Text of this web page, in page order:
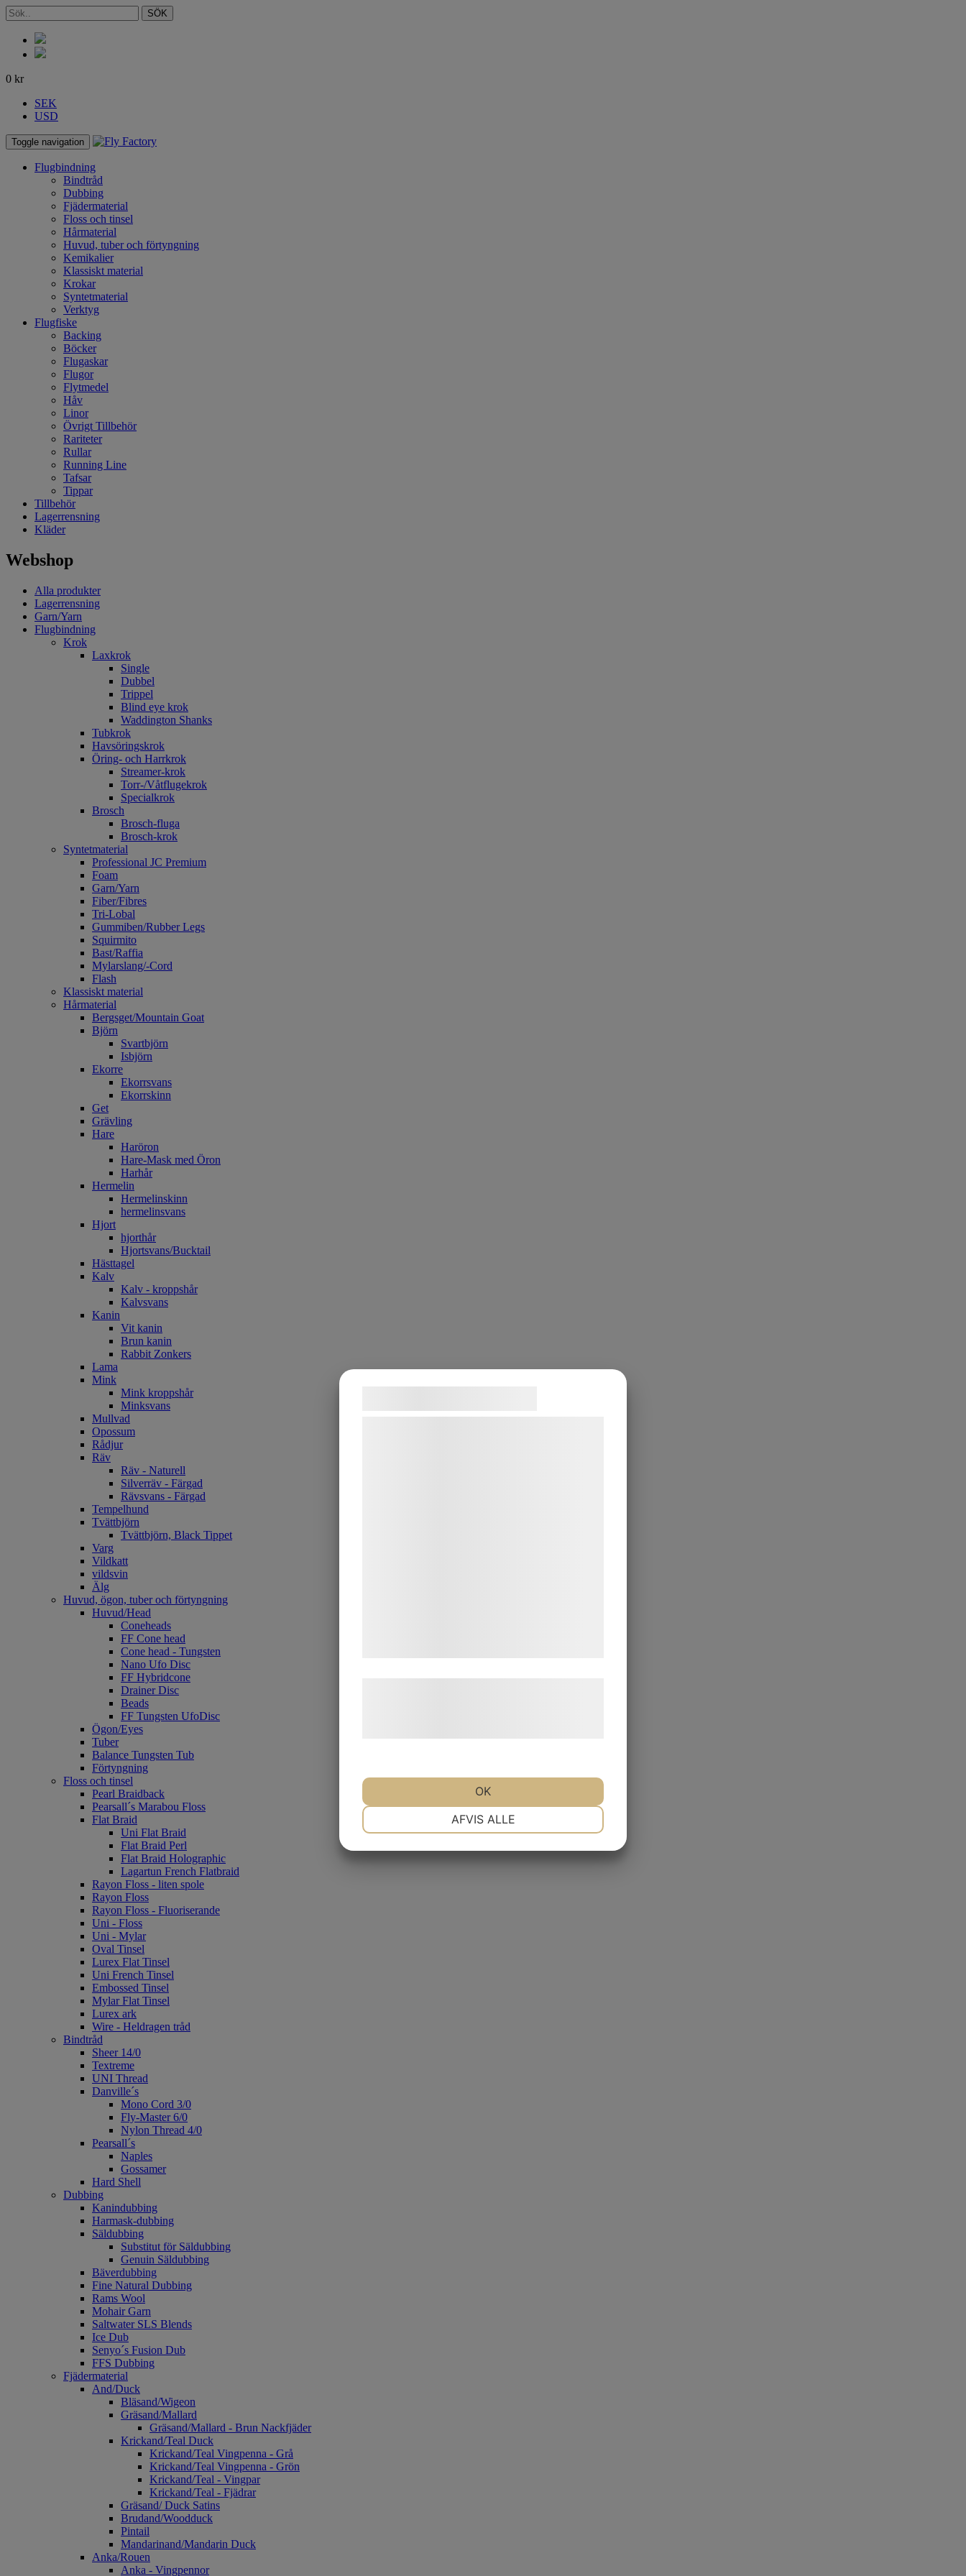
SÖK
0 kr
SEK
USD
Toggle navigation
Flugbindning
Bindtråd
Dubbing
Fjädermaterial
Floss och tinsel
Hårmaterial
Huvud, tuber och förtyngning
Kemikalier
Klassiskt material
Krokar
Syntetmaterial
Verktyg
Flugfiske
Backing
Böcker
Flugaskar
Flugor
Flytmedel
Håv
Linor
Övrigt Tillbehör
Rariteter
Rullar
Running Line
Tafsar
Tippar
Tillbehör
Lagerrensning
Kläder
Webshop
Alla produkter
Lagerrensning
Garn/Yarn
Flugbindning
Krok
Laxkrok
Single
Dubbel
Trippel
Blind eye krok
Waddington Shanks
Tubkrok
Havsöringskrok
Öring- och Harrkrok
Streamer-krok
Torr-/Våtflugekrok
Specialkrok
Brosch
Brosch-fluga
Brosch-krok
Syntetmaterial
Professional JC Premium
Foam
Garn/Yarn
Fiber/Fibres
Tri-Lobal
Gummiben/Rubber Legs
Squirmito
Bast/Raffia
Mylarslang/-Cord
Flash
Klassiskt material
Hårmaterial
Bergsget/Mountain Goat
Björn
Svartbjörn
Isbjörn
Ekorre
Ekorrsvans
Ekorrskinn
Get
Grävling
Hare
Haröron
Hare-Mask med Öron
Harhår
Hermelin
Hermelinskinn
hermelinsvans
Hjort
hjorthår
Hjortsvans/Bucktail
Hästtagel
Kalv
Kalv - kroppshår
Kalvsvans
Kanin
Vit kanin
Brun kanin
Rabbit Zonkers
Lama
Mink
Mink kroppshår
Minksvans
Mullvad
Opossum
Rådjur
Räv
Räv - Naturell
Silverräv - Färgad
Rävsvans - Färgad
Tempelhund
Tvättbjörn
Tvättbjörn, Black Tippet
Varg
Vildkatt
vildsvin
Älg
Huvud, ögon, tuber och förtyngning
Huvud/Head
Coneheads
FF Cone head
Cone head - Tungsten
Nano Ufo Disc
FF Hybridcone
Drainer Disc
Beads
FF Tungsten UfoDisc
Ögon/Eyes
Tuber
Balance Tungsten Tub
Förtyngning
Floss och tinsel
Pearl Braidback
Pearsall´s Marabou Floss
Flat Braid
Uni Flat Braid
Flat Braid Perl
Flat Braid Holographic
Lagartun French Flatbraid
Rayon Floss - liten spole
Rayon Floss
Rayon Floss - Fluoriserande
Uni - Floss
Uni - Mylar
Oval Tinsel
Lurex Flat Tinsel
Uni French Tinsel
Embossed Tinsel
Mylar Flat Tinsel
Lurex ark
Wire - Heldragen tråd
Bindtråd
Sheer 14/0
Textreme
UNI Thread
Danville´s
Mono Cord 3/0
Fly-Master 6/0
Nylon Thread 4/0
Pearsall´s
Naples
Gossamer
Hard Shell
Dubbing
Kanindubbing
Harmask-dubbing
Säldubbing
Substitut för Säldubbing
Genuin Säldubbing
Bäverdubbing
Fine Natural Dubbing
Rams Wool
Mohair Garn
Saltwater SLS Blends
Ice Dub
Senyo´s Fusion Dub
FFS Dubbing
Fjädermaterial
And/Duck
Bläsand/Wigeon
Gräsand/Mallard
Gräsand/Mallard - Brun Nackfjäder
Krickand/Teal Duck
Krickand/Teal Vingpenna - Grå
Krickand/Teal Vingpenna - Grön
Krickand/Teal - Vingpar
Krickand/Teal - Fjädrar
Gräsand/ Duck Satins
Brudand/Woodduck
Pintail
Mandarinand/Mandarin Duck
Anka/Rouen
Anka - Vingpennor
AFVIS ALLE
OK